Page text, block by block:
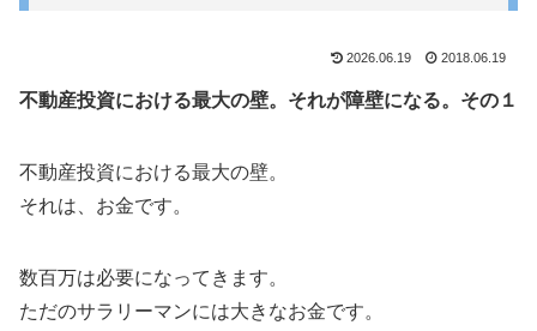
2026.06.19 2018.06.19
不動産投資における最大の壁。それが障壁になる。その１
不動産投資における最大の壁。
それは、お金です。
数百万は必要になってきます。
ただのサラリーマンには大きなお金です。